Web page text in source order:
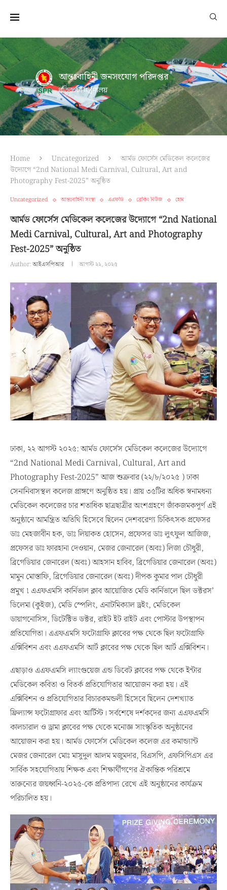
আন্তঃবাহিনী জনসংযোগ পরিদপ্তর
প্রতিরক্ষা মন্ত্রণালয়
Home Uncategorized
আর্মড ফোর্সেস মেডিকেল কলেজের
উদ্যোগে “2nd National Medi Carnival, Cultural, Art and
Photography Fest-2025” অনুষ্ঠিত
Uncategorized আন্তঃবাহিনী সংস্থা এএফডি ব্রেকিং নিউজ হোম
আর্মড ফোর্সেস মেডিকেল কলেজের উদ্যোগে “2nd National
Medi Carnival, Cultural, Art and Photography
Fest-2025” অনুষ্ঠিত
Author:আইএসপিআর আগস্ট ২২, ২০২৫
ঢাকা, ২২ আগস্ট ২০২৫: আর্মড ফোর্সেস মেডিকেল কলেজের উদ্যোগে
“2nd National Medi Carnival, Cultural, Art and
Photography Fest-2025” আজ শুক্রবার (২২/৮/২০২৫ ) ঢাকা
সেনানিবাসস্থল কলেজ প্রাঙ্গণে অনুষ্ঠিত হয়। প্রায় ৩৫টির অধিক স্বনামধন্য
মেডিকেল কলেজের চার শতাধিক ছাত্রছাত্রীর অংশগ্রহণে জাঁকজমকপূর্ণ এই
অনুষ্ঠানে আমন্ত্রিত অতিথি হিসেবে ছিলেন দেশবরেণ্য চিকিৎসক প্রফেসর
ডাঃ মেহজাবীন হক, ডাঃ লিয়াকত হোসেন, প্রফেসর ডাঃ লুৎফুল আজিজ,
প্রফেসর ডাঃ ফারহানা দেওয়ান, মেজর জেনারেল (অবঃ) লিজা চৌধুরী,
ব্রিগেডিয়ার জেনারেল (অবঃ) আহসান হাবিব, ব্রিগেডিয়ার জেনারেল (অবঃ)
মামুন মোস্তাফি, ব্রিগেডিয়ার জেনারেল (অবঃ) দীপক কুমার পাল চৌধুরী
প্রমুখ ৷ এএফএমসি কার্নিভাল ক্লাব আয়োজিত মেডি কার্নিভালে ছিল ডক্টরস’
ডিলেমা (কুইজ), মেডি স্পেলিং, এনাটমিক্যাল ড্রইং, মেডিকেল
ডায়াগনোসিস, ডিটেক্টিভ ডক্টর, রাইট ইট রাইট এবং পোস্টার উপস্থাপন
প্রতিযোগিতা। এএফএমসি ফটোগ্রাফি ক্লাবের পক্ষ থেকে ছিল ফটোগ্রাফি
এক্সিবিশন এবং এএফএমসি আর্ট ক্লাবের পক্ষ থেকে ছিল আর্ট এক্সিবিশন।
এছাড়াও এএফএমসি ল্যাংগুয়েজ এন্ড ডিবেট ক্লাবের পক্ষ থেকে ইন্টার
মেডিকেল কবিতা ও বিতর্ক প্রতিযোগিতার আয়োজন করা হয়। এই
এক্সিবিশন ও প্রতিযোগিতার বিচারকমন্ডলী হিসেবে ছিলেন দেশখ্যাত
ফ্রিল্যান্স ফটোগ্রাফার এবং আর্টিস্ট। সর্বশেষে দর্শকদের জন্য এএফএমসি
কালচারাল ও ড্রামা ক্লাবের পক্ষ থেকে মনোজ্ঞ সাংস্কৃতিক অনুষ্ঠানের
আয়োজন করা হয়। আর্মড ফোর্সেস মেডিকেল কলেজ এর কমান্ড্যান্ট
মেজর জেনারেল মোঃ মাসুদুল আলম মজুমদার, বিএসপি, এফসিপিএস এর
সার্বিক সহযোগিতায় শিক্ষক এবং শিক্ষার্থীগণের ঐকান্তিক পরিশ্রমে
তারুন্যের জয়ধ্বনি-২০২৫-কে প্রতিপাদ্য রেখে এই অনুষ্ঠানের কার্যক্রম
পরিচালিত হয়।